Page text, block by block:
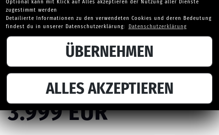
YAMAHA NMAX 125
3.999 EUR
Optional kann mit Klick auf Alles akzeptieren der Nutzung aller Dienste
zugestimmt werden
Detailierte Informationen zu den verwendeten Cookies und deren Bedeutung
findest du in unserer Datenschutzerklärung:
Datenschutzerklärung
ÜBERNEHMEN
ALLES AKZEPTIEREN